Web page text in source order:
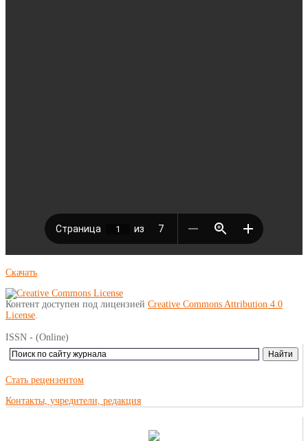
Скачать
Контент доступен под лицензией Creative Commons Attribution 4.0
License
ISSN - (Online)
Стать рецензентом
Контакты, учредители, редакция